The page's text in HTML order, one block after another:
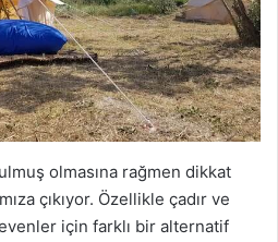
olmasına rağmen dikkat
çıkıyor. Özellikle çadır ve
için farklı bir alternatif